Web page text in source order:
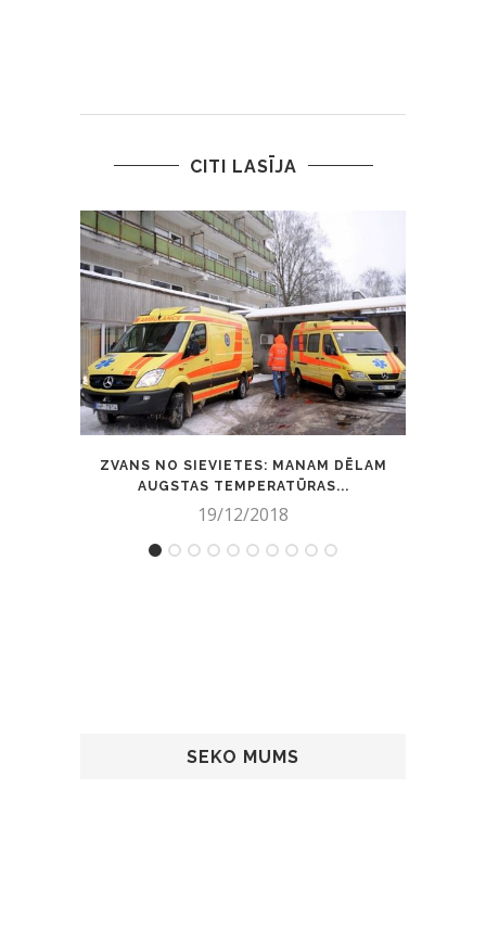
CITI LASĪJA
ZVANS NO SIEVIETES: MANAM DĒLAM
AUGSTAS TEMPERATŪRAS...
19/12/2018
SEKO MUMS